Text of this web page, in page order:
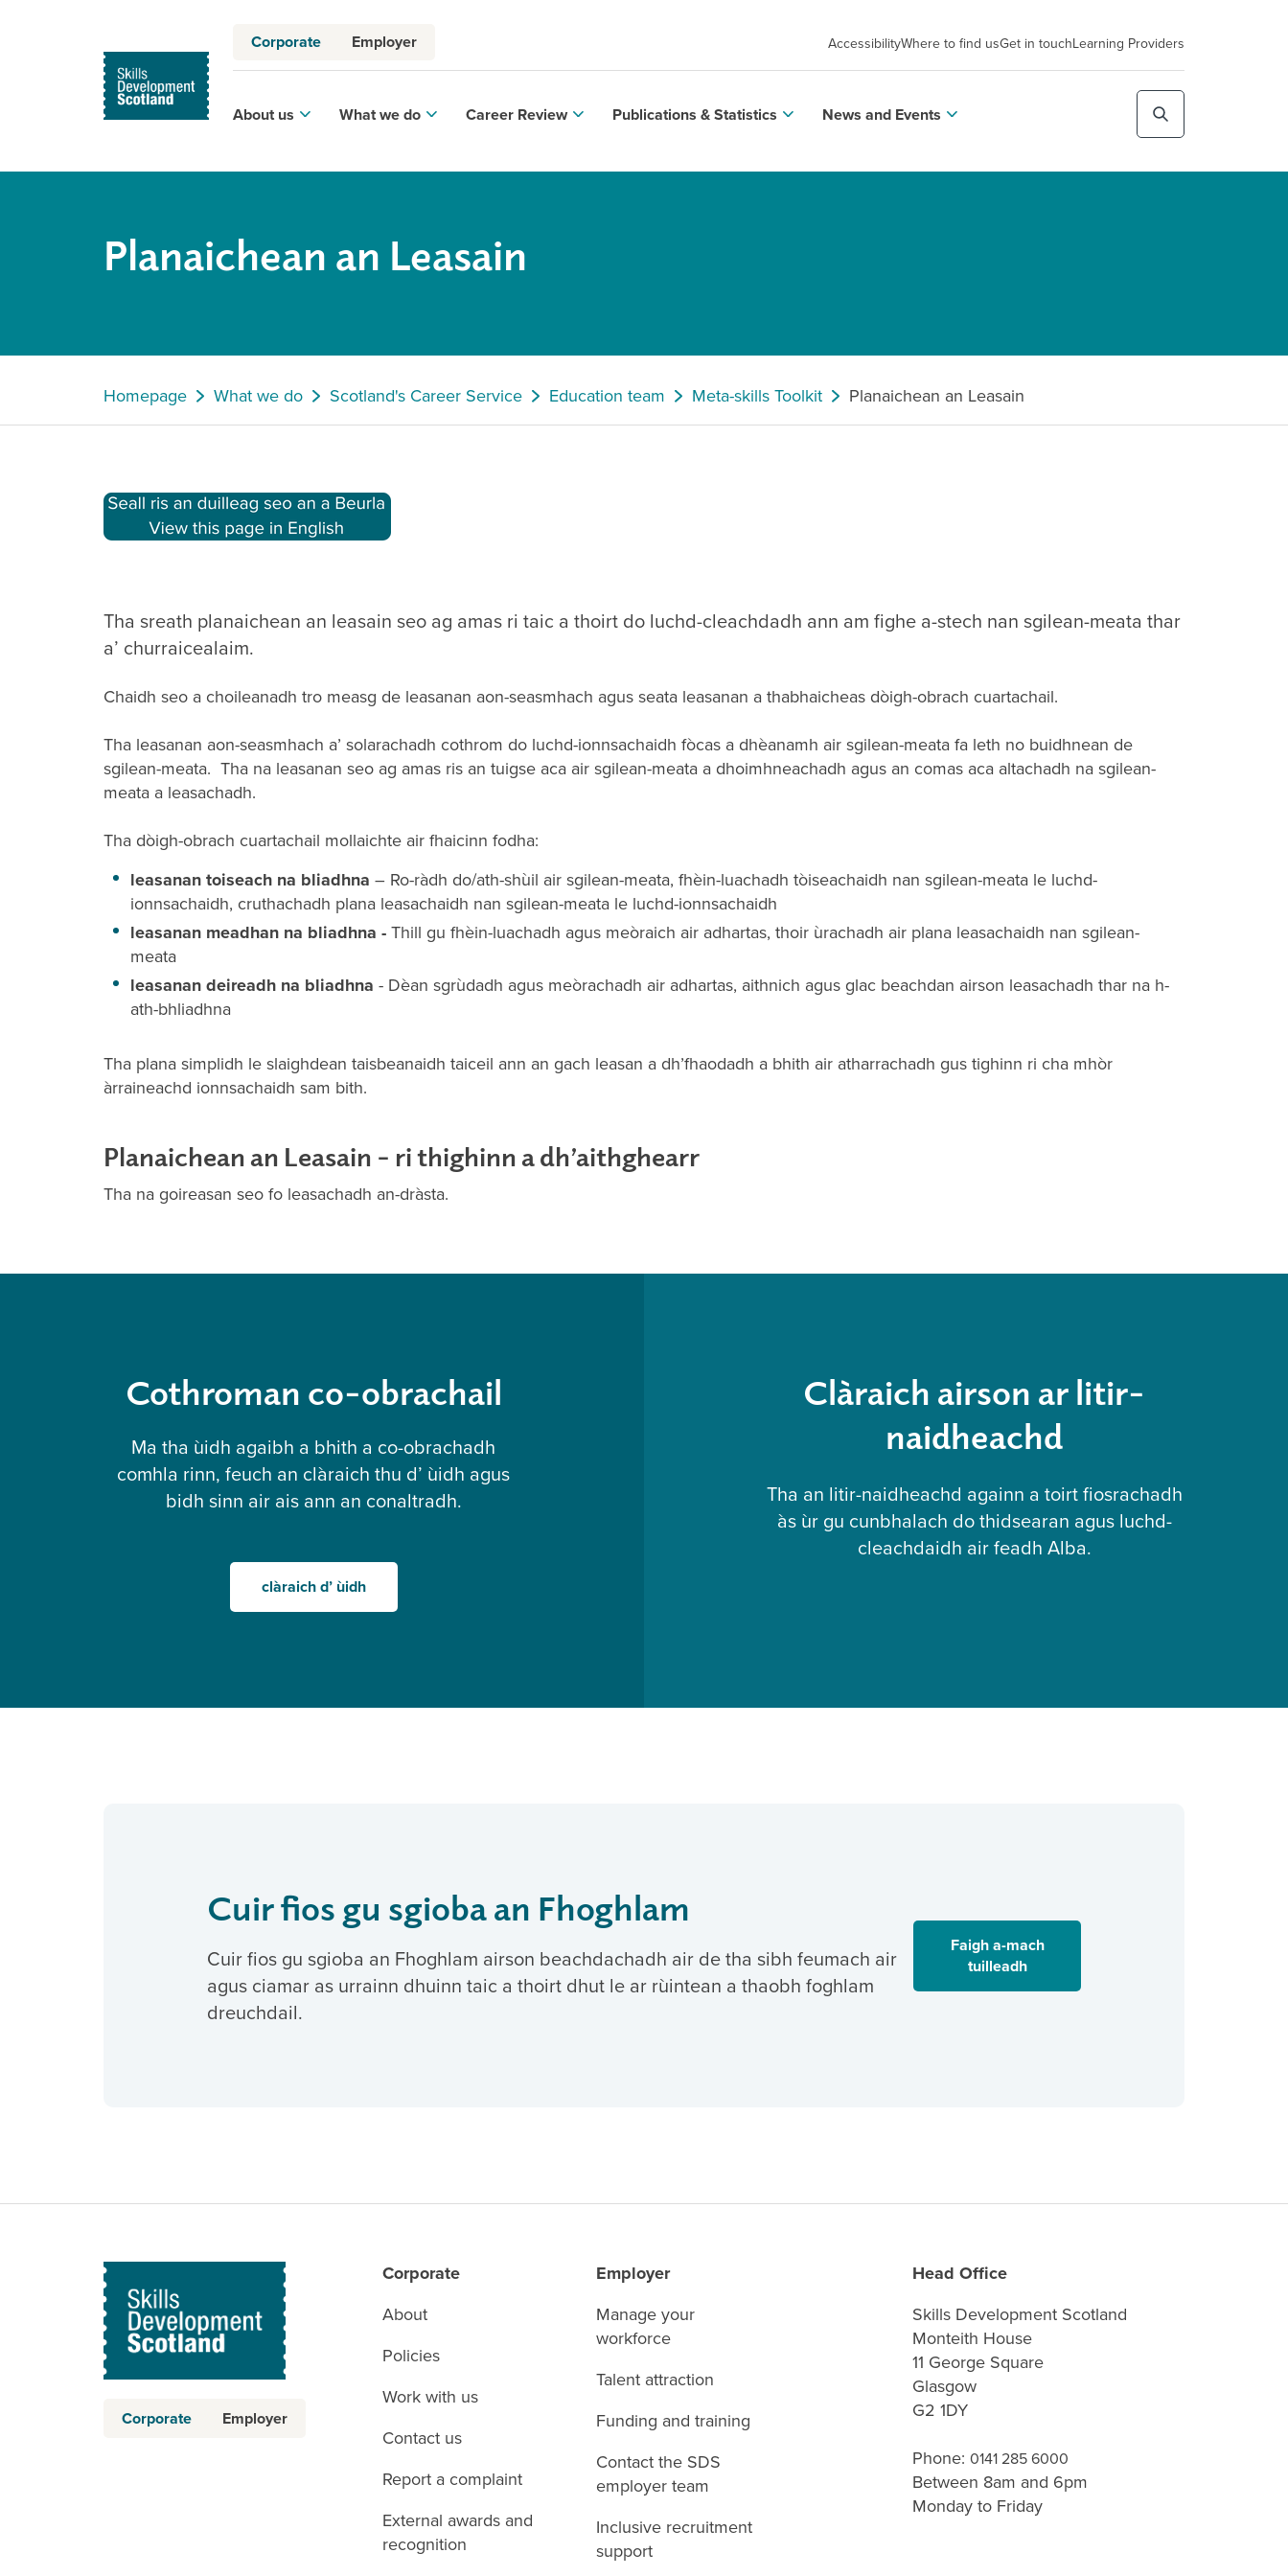
Corporate Employer AccessibilityWhere to find usGet in touchLearning Providers
About us What we do Career Review Publications & Statistics News and Events
Planaichean an Leasain
Homepage What we do Scotland's Career Service Education team Meta-skills Toolkit Planaichean an Leasain
Tha sreath planaichean an leasain seo ag amas ri taic a thoirt do luchd-cleachdadh ann am fighe a-stech nan sgilean-meata thar
a’ churraicealaim.
Chaidh seo a choileanadh tro measg de leasanan aon-seasmhach agus seata leasanan a thabhaicheas dòigh-obrach cuartachail.
Tha leasanan aon-seasmhach a’ solarachadh cothrom do luchd-ionnsachaidh fòcas a dhèanamh air sgilean-meata fa leth no buidhnean de
sgilean-meata. Tha na leasanan seo ag amas ris an tuigse aca air sgilean-meata a dhoimhneachadh agus an comas aca altachadh na sgilean-
meata a leasachadh.
Tha dòigh-obrach cuartachail mollaichte air fhaicinn fodha:
leasanan toiseach na bliadhna – Ro-ràdh do/ath-shùil air sgilean-meata, fhèin-luachadh tòiseachaidh nan sgilean-meata le luchd-
ionnsachaidh, cruthachadh plana leasachaidh nan sgilean-meata le luchd-ionnsachaidh
leasanan meadhan na bliadhna -Thill gu fhèin-luachadh agus meòraich air adhartas, thoir ùrachadh air plana leasachaidh nan sgilean-
meata
leasanan deireadh na bliadhna - Dèan sgrùdadh agus meòrachadh air adhartas, aithnich agus glac beachdan airson leasachadh thar na h-
ath-bhliadhna
Tha plana simplidh le slaighdean taisbeanaidh taiceil ann an gach leasan a dh’fhaodadh a bhith air atharrachadh gus tighinn ri cha mhòr
àrraineachd ionnsachaidh sam bith.
Planaichean an Leasain – ri thighinn a dh’aithghearr
Tha na goireasan seo fo leasachadh an-dràsta.
Cothroman co-obrachail
Ma tha ùidh agaibh a bhith a co-obrachadh
comhla rinn, feuch an clàraich thu d’ ùidh agus
bidh sinn air ais ann an conaltradh.
clàraich d’ ùidh
Clàraich airson ar litir-
naidheachd
Tha an litir-naidheachd againn a toirt fiosrachadh
às ùr gu cunbhalach do thidsearan agus luchd-
cleachdaidh air feadh Alba.
Cuir fios gu sgioba an Fhoghlam
Cuir fios gu sgioba an Fhoghlam airson beachdachadh air de tha sibh feumach air
agus ciamar as urrainn dhuinn taic a thoirt dhut le ar rùintean a thaobh foghlam
dreuchdail.
Faigh a-mach
tuilleadh
Corporate Employer
Corporate
About
Policies
Work with us
Contact us
Report a complaint
External awards and
recognition
Employer
Manage your
workforce
Talent attraction
Funding and training
Contact the SDS
employer team
Inclusive recruitment
support
Head Office
Skills Development Scotland
Monteith House
11 George Square
Glasgow
G2 1DY
Phone:0141 285 6000
Between 8am and 6pm
Monday to Friday